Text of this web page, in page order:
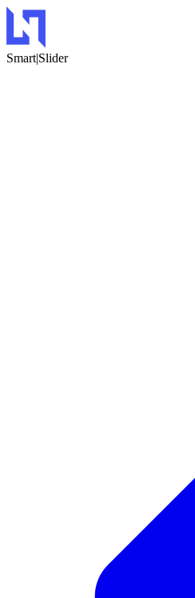
Smart|Slider